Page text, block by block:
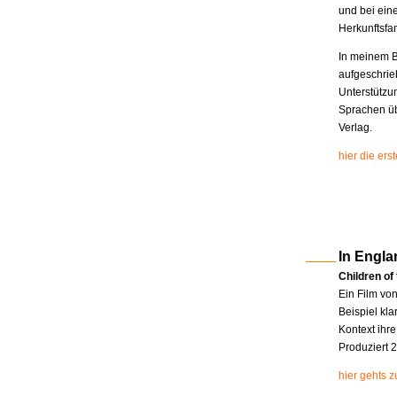
und bei
In meinem
Sprachen
Verlag.
hier die
In
Children of
Ein Film
Beispiel
Kontext
Produziert
hier gehts